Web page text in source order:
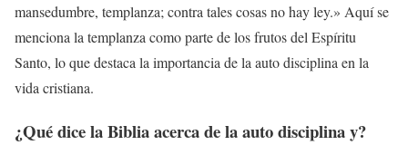
mansedumbre, templanza; contra tales cosas no hay ley.» Aquí se
menciona la templanza como parte de los frutos del Espíritu
Santo, lo que destaca la importancia de la auto disciplina en la
vida cristiana.
¿Qué dice la Biblia acerca de la auto disciplina y?